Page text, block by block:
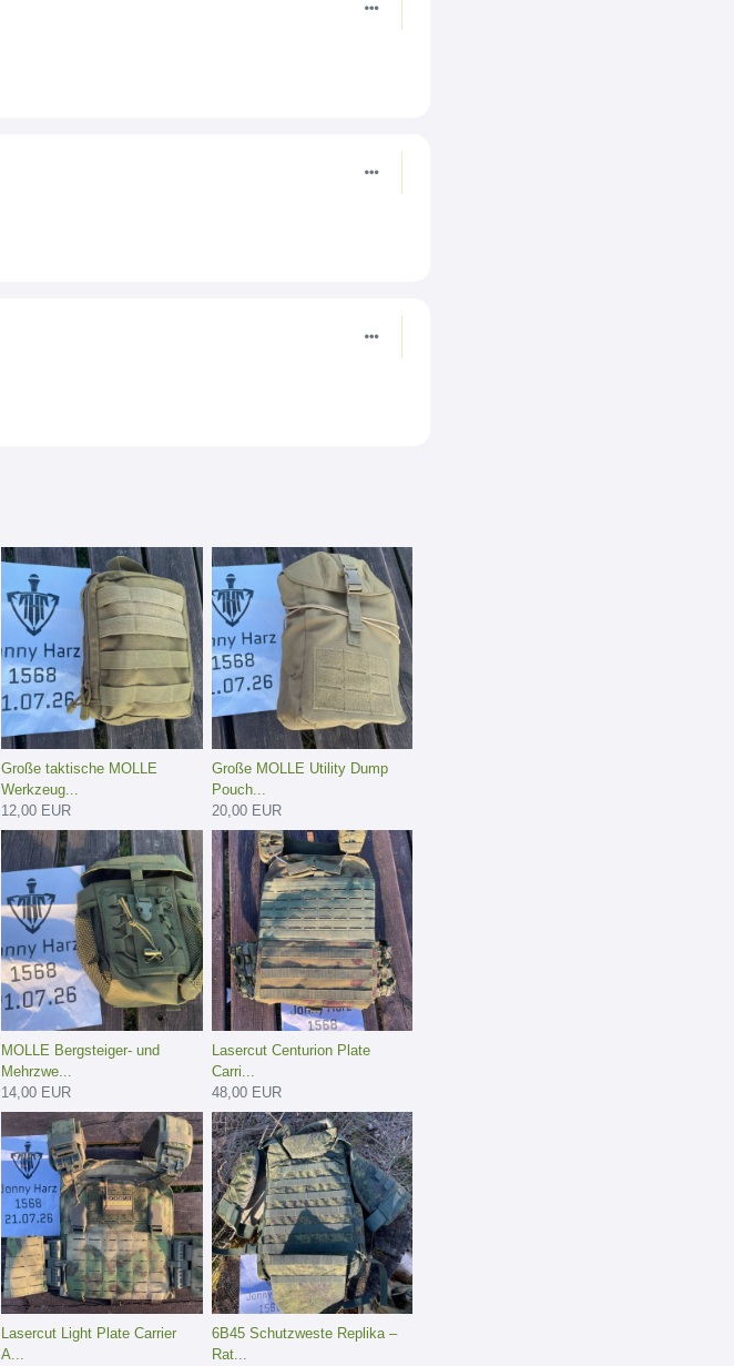
Große taktische MOLLE
Werkzeug...
12,00 EUR
Große MOLLE Utility Dump
Pouch...
20,00 EUR
MOLLE Bergsteiger- und
Mehrzwe...
14,00 EUR
Lasercut Centurion Plate
Carri...
48,00 EUR
Lasercut Light Plate Carrier
A...
6B45 Schutzweste Replika –
Rat...